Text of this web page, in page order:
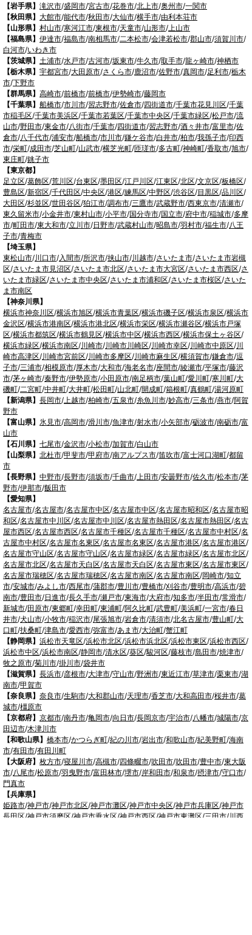
【岩手県】 滝沢市/盛岡市/宮古市/花巻市/北上市/奥州市/一関市
【秋田県】 大館市/能代市/秋田市/大仙市/横手市/由利本荘市
【山形県】 村山市/寒河江市/東根市/天童市/山形市/ 上山市
【福島県】 伊達市/福島市/南相馬市/二本松市/会津若松市/郡山市/須賀川市/
白河市/いわき市
【茨城県】 土浦市/水戸市/古河市/坂東市/牛久市/取手市/龍ヶ崎市/神栖市
【栃木県】 宇都宮市/大田原市/さくら市/鹿沼市/佐野市/真岡市/足利市/栃木
市/下野市
【群馬県】 高崎市/前橋市/前橋市/伊勢崎市/藤岡市
【千葉県】 船橋市/市川市/習志野市/佐倉市/四街道市/千葉市花見川区/千葉
市稲毛区/千葉市美浜区/千葉市若葉区/千葉市中央区/千葉市緑区/松戸市/流
山市/野田市/東金市/八街市/千葉市/四街道市/習志野市/酒々井市/富里市/佐
倉市/八千代市/浦安市/船橋市/市川市/鎌ケ谷市/白井市/柏市/我孫子市/印西
市/栄町/成田市/芝山町/山武市/横芝光町/匝瑳市/多古町/神崎町/香取市/旭市/
東庄町/銚子市
【東京都】
足立区/葛飾区/荒川区/台東区/墨田区/江戸川区/江東区/北区/文京区/板橋区/
豊島区/新宿区/千代田区/中央区/港区/練馬区/中野区/渋谷区/目黒区/品川区/
大田区/杉並区/世田谷区/狛江市/調布市/三鷹市/武蔵野市/西東京市/清瀬市/
東久留米市/小金井市/東村山市/小平市/国分寺市/国立市/府中市/稲城市/多摩
市/町田市/東大和市/立川市/日野市/武蔵村山市/昭島市/羽村市/福生市/八王
子市/青梅市
【埼玉県】
東松山市/川口市/ 入間市/所沢市/挟山市/川越市/さいたま市/さいたま市岩槻
区/さいたま市見沼区/さいたま市北区/さいたま市大宮区/さいたま市西区/さ
いたま市緑区/さいたま市中央区/さいたま市浦和区/さいたま市桜区/さいた
ま市南区
【神奈川県】
横浜市神奈川区/横浜市旭区/横浜市青葉区/横浜市磯子区/横浜市泉区/横浜市
金沢区/横浜市港南区/横浜市港北区/横浜市栄区/横浜市瀬谷区/横浜市戸塚
区/横浜市都筑区/横浜市鶴見区/横浜市中区/横浜市西区/横浜市保土ヶ谷区/
横浜市緑区/横浜市南区/川崎市/川崎市川崎区/川崎市幸区/川崎市中原区/川
崎市高津区/川崎市宮前区/川崎市多摩区/川崎市麻生区/横須賀市/鎌倉市/逗
子市/三浦市/相模原市/厚木市/大和市/海老名市/座間市/綾瀬市/平塚市/藤沢
市/茅ヶ崎市/秦野市/伊勢原市/小田原市/南足柄市/葉山町/愛川町/寒川町/大
磯町/二宮町/中井町/大井町/松田町/山北町/開成町/箱根町/真鶴町/湯河原町
【新潟県】 長岡市/ 上越市/柏崎市/五泉市/糸魚川市/妙高市/三条市/燕市/阿賀
野市
【富山県】 氷見市/高岡市/滑川市/魚津市/射水市/小矢部市/砺波市/南砺市/富
山市
【石川県】 七尾市/金沢市/小松市/加賀市/白山市
【山梨県】 北杜市/甲斐市/甲府市/南アルプス市/笛吹市/富士河口湖町/都留
市
【長野県】 中野市/長野市/須坂市/千曲市/ 上田市/安曇野市/佐久市/松本市/茅
野市/伊那市/飯田市
【愛知県】
名古屋市/名古屋市/名古屋市中区/名古屋市中区/名古屋市昭和区/名古屋市昭
和区/名古屋市中川区/名古屋市中川区/名古屋市熱田区/名古屋市熱田区/名古
屋市西区/名古屋市西区/名古屋市千種区/名古屋市千種区/名古屋市中村区/名
古屋市中村区/名古屋市名東区/名古屋市名東区/名古屋市港区/名古屋市港区/
名古屋市守山区/名古屋市守山区/名古屋市緑区/名古屋市緑区/名古屋市北区/
名古屋市北区/名古屋市天白区/名古屋市天白区/名古屋市東区/名古屋市東区/
名古屋市瑞穂区/名古屋市瑞穂区/名古屋市南区/名古屋市南区/岡崎市/知立
市/安城市/みよし市/西尾市/蒲郡市/豊川市/豊橋市/刈谷市/豊明市/高浜市/碧
南市/豊田市/日進市/長久手市/瀬戸市/東海市/大府市/知多市/半田市/常滑市/
新城市/田原市/東郷町/幸田町/東浦町/阿久比町/武豊町/美浜町/一宮市/春日
井市/犬山市/小牧市/稲沢市/尾張旭市/岩倉市/清須市/北名古屋市/豊山町/大
口町/扶桑町/津島市/愛西市/弥富市/あま市/大治町/蟹江町
【静岡県】 浜松市天竜区/浜松市北区/浜松市浜北区/浜松市東区/浜松市西区/
浜松市中区/浜松市南区/静岡市/清水区/葵区/駿河区/藤枝市/島田市/焼津市/
牧之原市/菊川市/掛川市/袋井市
【滋賀県】 長浜市/彦根市/大津市/守山市/野洲市/東近江市/草津市/栗東市/湖
南市/甲賀市
【奈良県】 奈良市/生駒市/大和郡山市/天理市/香芝市/大和高田市/桜井市/葛
城市/橿原市
【京都府】 京都市/南丹市/亀岡市/向日市/長岡京市/宇治市/八幡市/城陽市/京
田辺市/木津川市
【和歌山県】 橋本市/かつらぎ町/紀の川市/岩出市/和歌山市/紀美野町/海南
市/有田市/有田川町
【大阪府】 枚方市/寝屋川市/高槻市/四條畷市/吹田市/吹田市/豊中市/東大阪
市/八尾市/松原市/羽曳野市/富田林市/堺市/岸和田市/和泉市/摂津市/守口市/
門真市
【兵庫県】
姫路市/神戸市/神戸市北区/神戸市灘区/神戸市中央区/神戸市兵庫区/神戸市
長田区/神戸市須磨区/神戸市垂水区/神戸市西区/神戸市東灘区/三田市/川西